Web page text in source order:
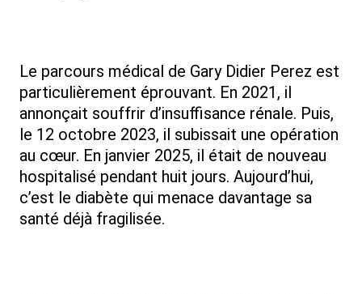
Le parcours médical de Gary Didier Perez est
particulièrement éprouvant. En 2021, il
annonçait souffrir d’insuffisance rénale. Puis,
le 12 octobre 2023, il subissait une opération
au cœur. En janvier 2025, il était de nouveau
hospitalisé pendant huit jours. Aujourd’hui,
c’est le diabète qui menace davantage sa
santé déjà fragilisée.